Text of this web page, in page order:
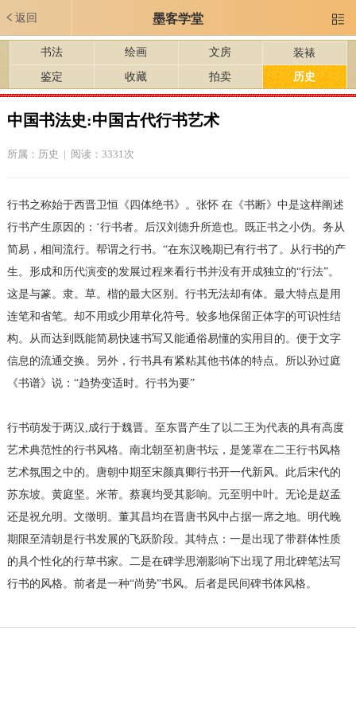
返回 墨客学堂 
书法 绘画 文房
装裱
鉴定
收藏 拍卖 历史
中国书法史:中国古代行书艺术
所属： 历史 | 阅读：3331次
行书之称始于西晋卫恒《四体绝书》。张怀 在《书断》中是这样阐述
行书产生原因的：‘行书者。后汉刘德升所造也。既正书之小伪。务从
简易，相间流行。帮谓之行书。“在东汉晚期已有行书了。从行书的产
生。形成和历代演变的发展过程来看行书并没有开成独立的“行法”。
这是与篆。隶。草。楷的最大区别。行书无法却有体。最大特点是用
连笔和省笔。却不用或少用草化符号。较多地保留正体字的可识性结
构。从而达到既能简易快速书写又能通俗易懂的实用目的。便于文字
信息的流通交换。另外，行书具有紧粘其他书体的特点。所以孙过庭
《书谱》说：“趋势变适时。行书为要”
行书萌发于两汉,成行于魏晋。至东晋产生了以二王为代表的具有高度
艺术典范性的行书风格。南北朝至初唐书坛，是笼罩在二王行书风格
艺术氛围之中的。唐朝中期至宋颜真卿行书开一代新风。此后宋代的
苏东坡。黄庭坚。米芾。蔡襄均受其影响。元至明中叶。无论是赵孟
还是祝允明。文徵明。董其昌均在晋唐书风中占据一席之地。明代晚
期限至清朝是行书发展的飞跃阶段。其特点：一是出现了带群体性质
的具个性化的行草书家。二是在碑学思潮影响下出现了用北碑笔法写
行书的风格。前者是一种“尚势”书风。后者是民间碑书体风格。